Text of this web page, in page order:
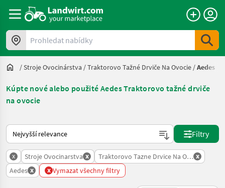
Prohledat nabídky
/Stroje Ovocinárstva /Traktorovo Tažné Drviče Na Ovocie /Aedes
Kúpte nové alebo použité Aedes Traktorovo tažné drviče
na ovocie
Takto se řadí nabídky na Landwirt.com
Filtry
x Stroje Ovocinarstva x Traktorovo Tazne Drvice Na Ovocie
x
Aedes x x Vymazat všechny filtry